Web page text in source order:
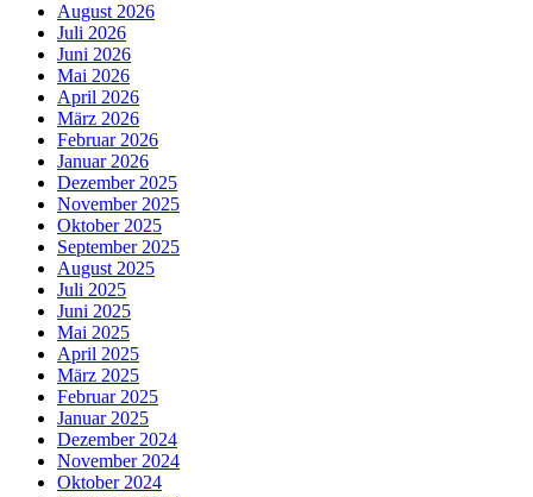
August 2026
Juli 2026
Juni 2026
Mai 2026
April 2026
März 2026
Februar 2026
Januar 2026
Dezember 2025
November 2025
Oktober 2025
September 2025
August 2025
Juli 2025
Juni 2025
Mai 2025
April 2025
März 2025
Februar 2025
Januar 2025
Dezember 2024
November 2024
Oktober 2024